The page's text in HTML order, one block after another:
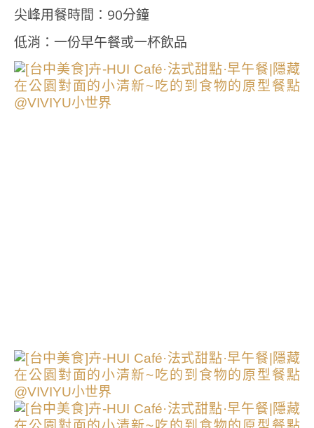
尖峰用餐時間：90分鐘
低消：一份早午餐或一杯飲品